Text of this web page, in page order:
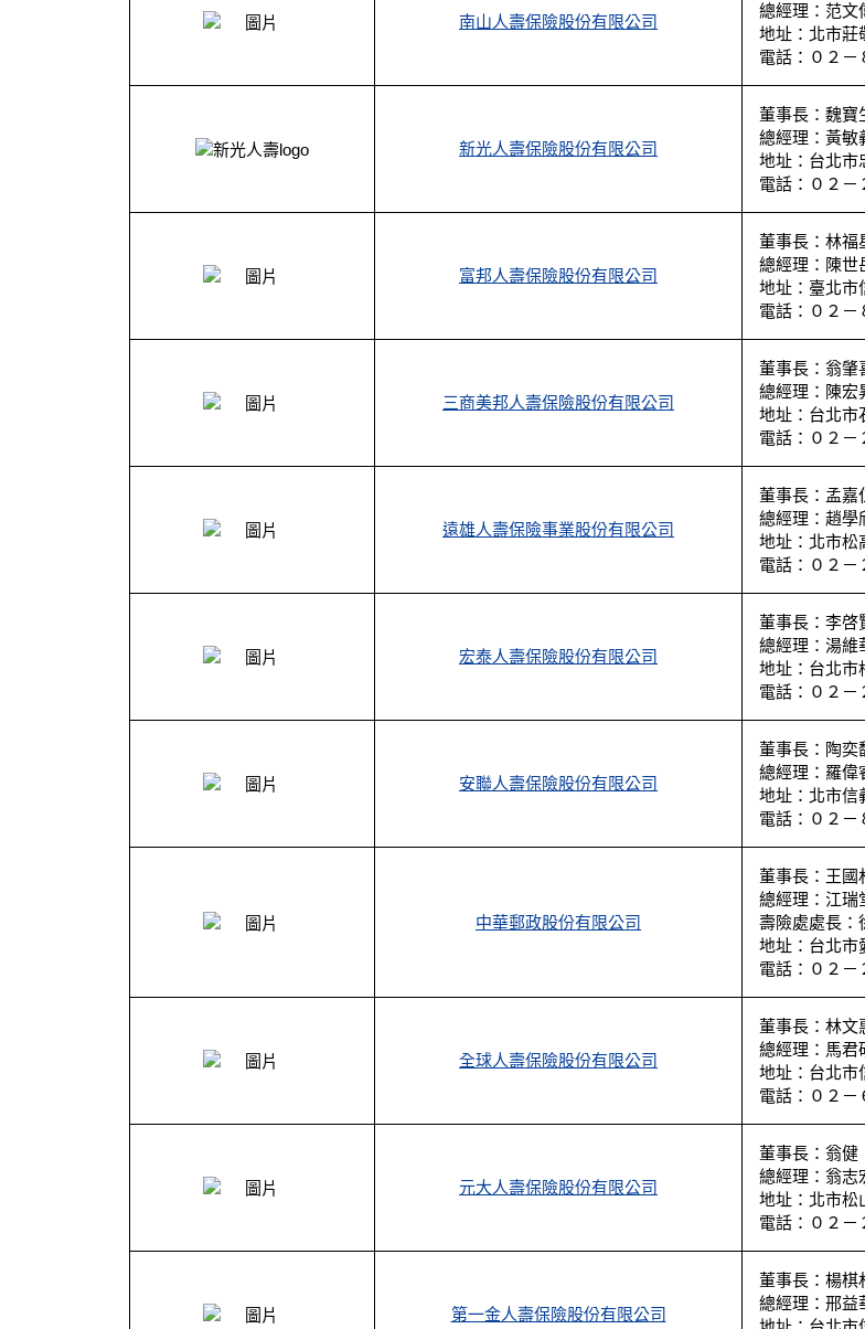
南山人壽保險股份有限公司
總經理：范文
地址：北市莊
電話：０２－
新光人壽保險股份有限公司
董事長：魏寶
總經理：黃敏
地址：台北市
電話：０２－
富邦人壽保險股份有限公司
董事長：林福
總經理：陳世
地址：臺北市
電話：０２－
三商美邦人壽保險股份有限公司
董事長：翁肇
總經理：陳宏
地址：台北市
電話：０２－
遠雄人壽保險事業股份有限公司
董事長：孟嘉
總經理：趙學
地址：北市松
電話：０２－
宏泰人壽保險股份有限公司
董事長：李啓
總經理：湯維
地址：台北市
電話：０２－
安聯人壽保險股份有限公司
董事長：陶奕
總經理：羅偉
地址：北市信
電話：０２－
中華郵政股份有限公司
董事長：王國
總經理：江瑞
壽險處處長：
地址：台北市
電話：０２－
全球人壽保險股份有限公司
董事長：林文
總經理：馬君
地址：台北市
電話：０２－
元大人壽保險股份有限公司
董事長：翁健
總經理：翁志
地址：北市松
電話：０２－
第一金人壽保險股份有限公司
董事長：楊棋
總經理：邢益